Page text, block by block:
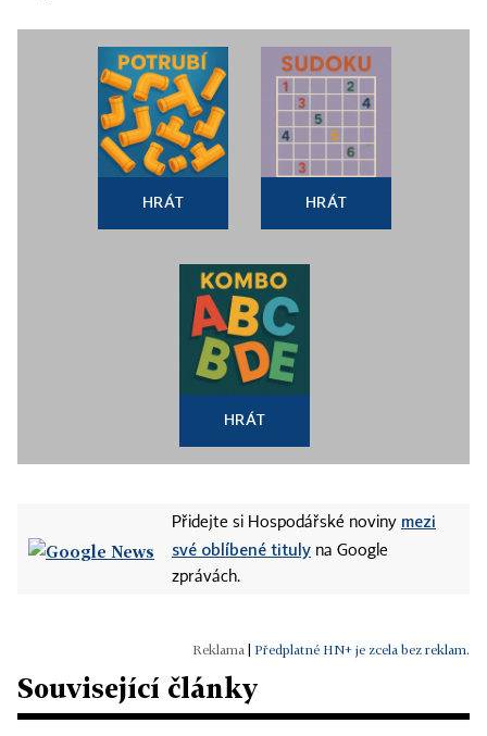
HRÁT HRÁT
HRÁT
Přidejte si Hospodářské noviny mezi
své oblíbené tituly na Google
zprávách.
| Předplatné HN+ je zcela bez reklam.
Související články